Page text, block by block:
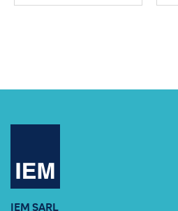
IEM SARL